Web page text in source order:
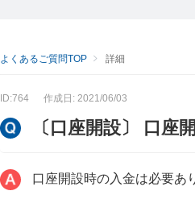
よくあるご質問TOP 詳細
ID:764 作成日: 2021/06/03
〔口座開設〕 口座
口座開設時の入金は必要あ